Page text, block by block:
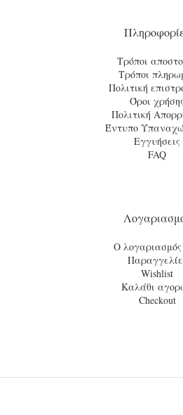
Τρόποι
Τρόποι
Πολιτική
Όροι
Πολιτική
Έντυπο
Εγγυήσεις
FAQ
Ο
Wishlist
Καλάθι
Checkout